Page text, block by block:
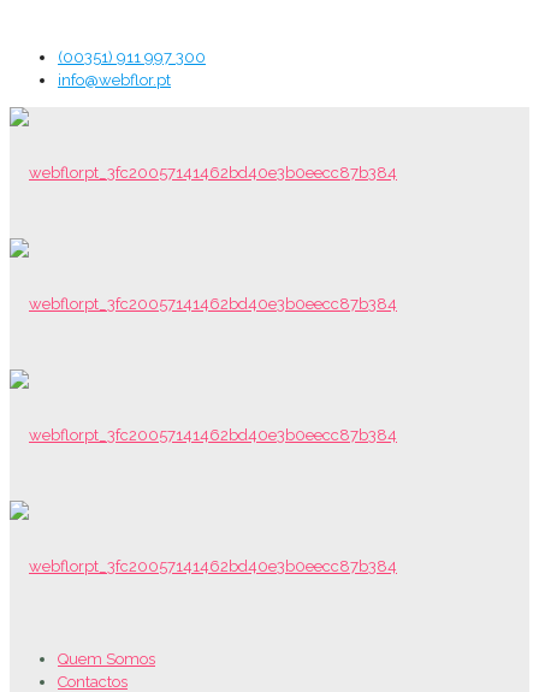
(00351) 911 997 300
info@webflor.pt
Quem Somos
Contactos